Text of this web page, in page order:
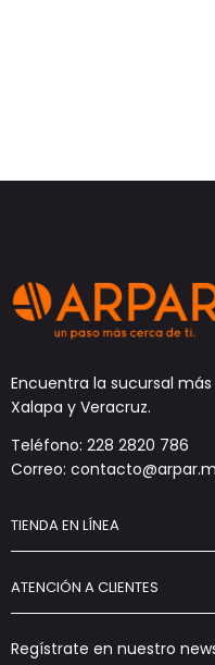
Encuentra la sucursal
Xalapa y Veracruz.
Teléfono: 228 2820 786
Correo:
TIENDA EN LÍNEA
ATENCIÓN A CLIENTES
Regístrate en nuestro